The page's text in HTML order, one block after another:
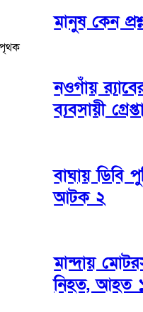
পৃথক
মানুষ কেন
নওগাঁয়
ব্যবসায়ী
বাঘায় ডিবি
আটক ২
মান্দায়
নিহত, আহত